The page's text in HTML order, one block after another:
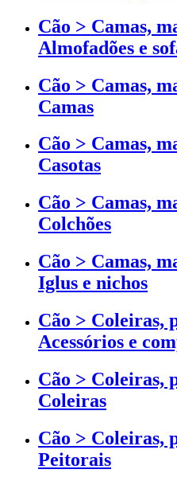
Cão > Camas,
Almofadões e
Cão > Camas,
Camas
Cão > Camas,
Casotas
Cão > Camas,
Colchões
Cão > Camas,
Iglus e nichos
Cão > Coleiras,
Acessórios e
Cão > Coleiras,
Coleiras
Cão > Coleiras,
Peitorais